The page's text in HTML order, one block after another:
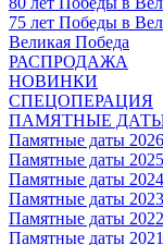
75 лет Победы в
Великая Победа
РАСПРОДАЖА
НОВИНКИ
СПЕЦОПЕРАЦИЯ
ПАМЯТНЫЕ
Памятные даты
Памятные даты
Памятные даты
Памятные даты
Памятные даты
Памятные даты